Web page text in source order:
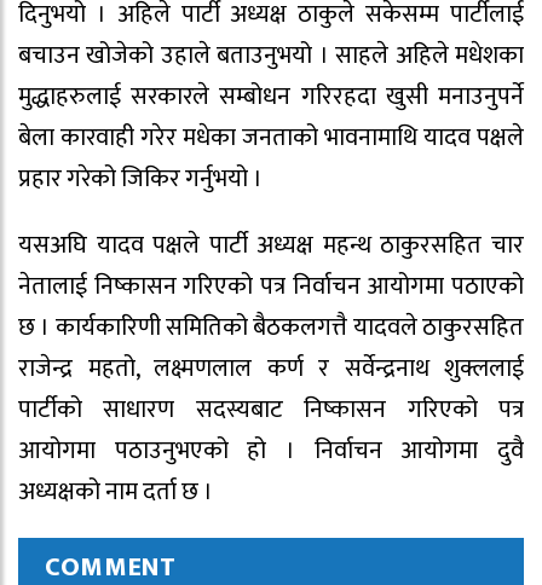
दिनुभयो । अहिले पार्टी अध्यक्ष ठाकुले सकेसम्म पार्टीलाई
बचाउन खोजेको उहाले बताउनुभयो । साहले अहिले मधेशका
मुद्धाहरुलाई सरकारले सम्बोधन गरिरहदा खुसी मनाउनुपर्ने
बेला कारवाही गरेर मधेका जनताको भावनामाथि यादव पक्षले
प्रहार गरेको जिकिर गर्नुभयो ।
यसअघि यादव पक्षले पार्टी अध्यक्ष महन्थ ठाकुरसहित चार
नेतालाई निष्कासन गरिएको पत्र निर्वाचन आयोगमा पठाएको
छ । कार्यकारिणी समितिको बैठकलगत्तै यादवले ठाकुरसहित
राजेन्द्र महतो, लक्ष्मणलाल कर्ण र सर्वेन्द्रनाथ शुक्ललाई
पार्टीको साधारण सदस्यबाट निष्कासन गरिएको पत्र
आयोगमा पठाउनुभएको हो । निर्वाचन आयोगमा दुवै
अध्यक्षको नाम दर्ता छ ।
COMMENT